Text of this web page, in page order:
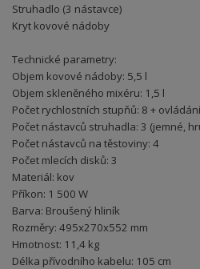
Struhadlo (3 nástavce)
Kryt kovové nádoby
Technické parametry:
Objem kovové nádoby: 5,5 l
Objem skleněného mixéru: 1,5 l
Počet rychlostních stupňů: 8 +
Počet nástavců struhadla: 3 (jemné,
Počet nástavců na těstoviny: 4
Počet mlecích disků: 3
Materiál: kov
Příkon: 1 500 W
Barva: Broušený hliník
Rozměry: 495x270x552 mm
Hmotnost: 11,4 kg
Délka přívodního kabelu: 105 cm